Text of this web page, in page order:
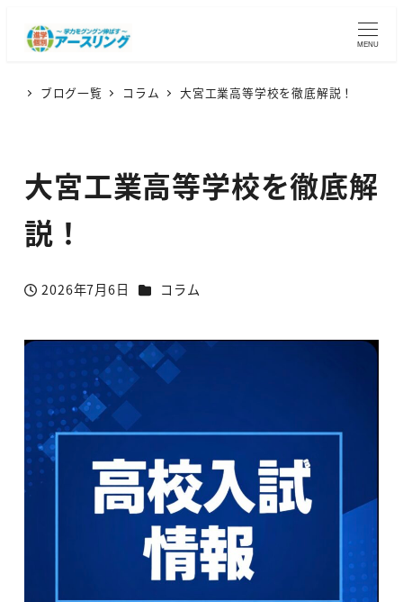
MENU
ブログ一覧 コラム 大宮工業高等学校を徹底解説！
大宮工業高等学校を徹底解
説！
投稿日
2026年7月6日 カテゴリー
コラム